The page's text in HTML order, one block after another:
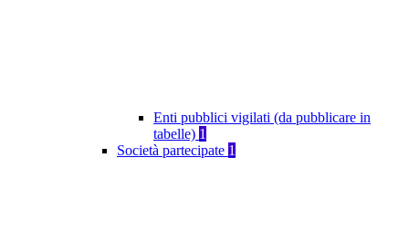
Enti pubblici vigilati (da pubblicare in
tabelle) 1
Società partecipate 1